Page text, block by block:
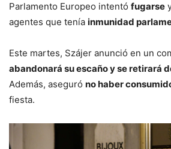
Parlamento Europeo intentó fugarse
agentes que tenía inmunidad
Este martes, Szájer anunció en un
abandonará su escaño y se retirará
Además, aseguró no haber
fiesta.